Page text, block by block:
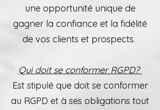
une opportunité unique de
gagner la confiance et la fidélité
de vos clients et prospects.
Qui doit se conformer RGPD?
Est stipulé que doit se conformer
au RGPD et à ses obligations tout